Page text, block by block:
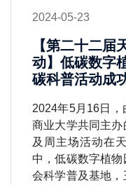
2024-05-23
【第二十二届
动】低碳数字
碳科普活动成
2024年5月16日
商业大学共同主
及周主场活动在
中，低碳数字植
会科学普及基地，